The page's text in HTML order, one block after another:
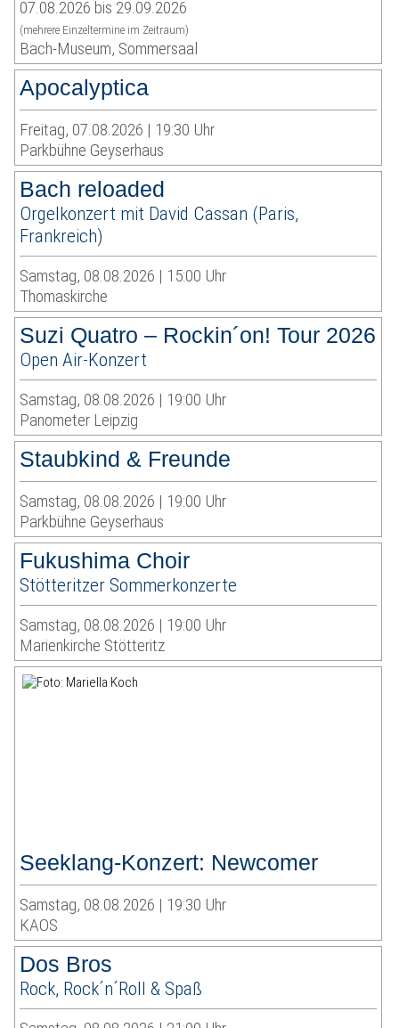
07.08.2026 bis 29.09.2026
(mehrere Einzeltermine im Zeitraum)
Bach-Museum, Sommersaal
Apocalyptica
Freitag, 07.08.2026 | 19:30 Uhr
Parkbühne Geyserhaus
Bach reloaded
Orgelkonzert mit David Cassan (Paris,
Frankreich)
Samstag, 08.08.2026 | 15:00 Uhr
Thomaskirche
Suzi Quatro – Rockin´on! Tour 2026
Open Air-Konzert
Samstag, 08.08.2026 | 19:00 Uhr
Panometer Leipzig
Staubkind & Freunde
Samstag, 08.08.2026 | 19:00 Uhr
Parkbühne Geyserhaus
Fukushima Choir
Stötteritzer Sommerkonzerte
Samstag, 08.08.2026 | 19:00 Uhr
Marienkirche Stötteritz
Seeklang-Konzert: Newcomer
Samstag, 08.08.2026 | 19:30 Uhr
KAOS
Dos Bros
Rock, Rock´n´Roll & Spaß